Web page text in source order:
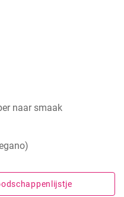
naar smaak